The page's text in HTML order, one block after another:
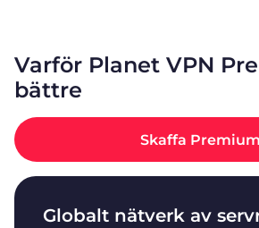
Varför Planet VPN
bättre
Skaffa Premium
Globalt nätverk av